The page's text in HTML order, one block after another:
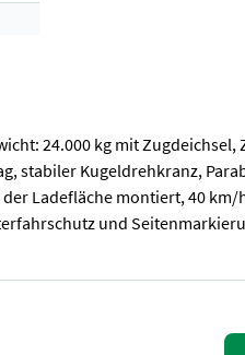
24.000 kg mit
stabiler Kugeldrehkranz,
Ladefläche montiert, 40 km/
und
24.000 kg mit